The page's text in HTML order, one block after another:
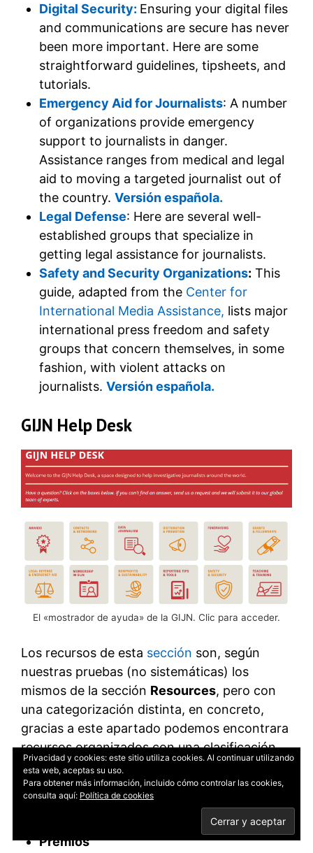
Digital Security: Ensuring your digital files
and communications are secure has never
been more important. Here are some
straightforward guidelines, tipsheets, and
tutorials.
Emergency Aid for Journalists: A number
of organizations provide emergency
support to journalists in danger.
Assistance ranges from medical and legal
aid to moving a targeted journalist out of
the country. Versión española.
Legal Defense: Here are several well-
established groups that specialize in
getting legal assistance for journalists.
Safety and Security Organizations: This
guide, adapted from the Center for
International Media Assistance, lists major
international press freedom and safety
groups that concern themselves, in some
fashion, with violent attacks on
journalists. Versión española.
GIJN Help Desk
El «mostrador de ayuda» de la GIJN. Clic para acceder.
Los recursos de esta sección son, según
nuestras pruebas (no sistemáticas) los
mismos de la sección Resources, pero con
una categorización distinta, en concreto,
gracias a este apartado podemos encontrara
recursos organizados con una clasificación
de grano más fino, puesto que los organiza
ahora en 12 categorías principales en lugar de
tres anteriores:
Premios
Privacidad y cookies: este sitio utiliza cookies. Al continuar utilizando
esta web, aceptas su uso.
Para obtener más información, incluido cómo controlar las cookies,
consulta aquí: Política de cookies